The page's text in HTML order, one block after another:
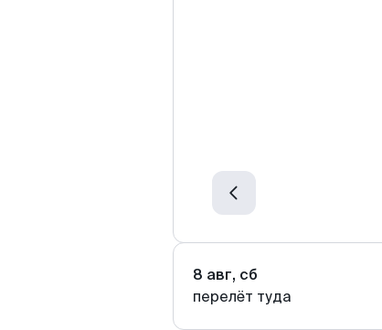
8 авг, сб
перелёт туда